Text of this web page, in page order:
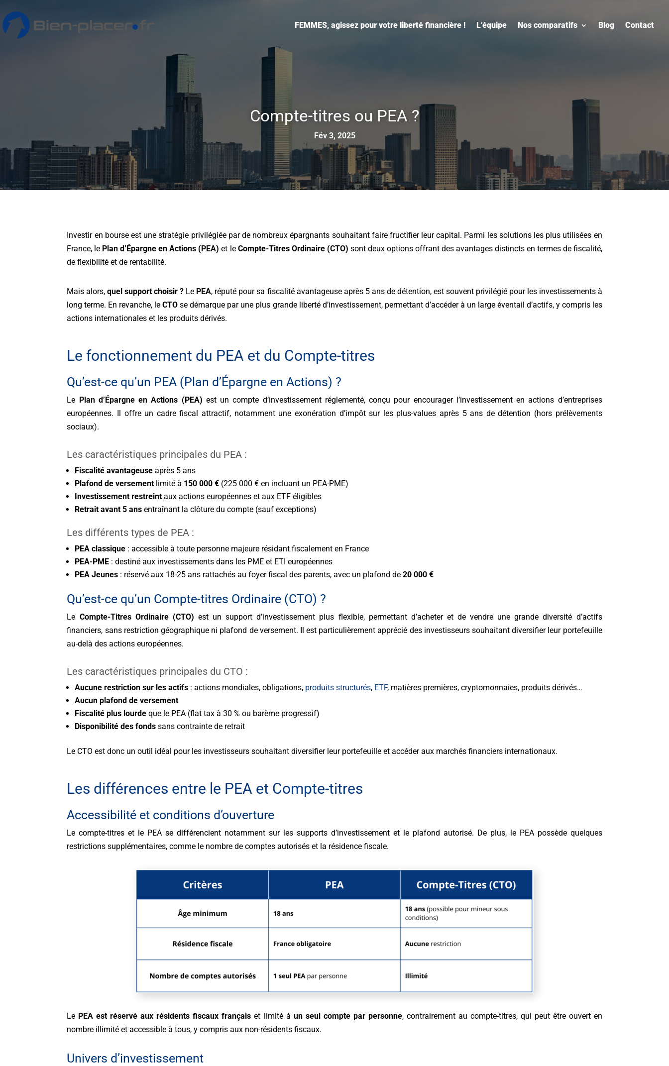
FEMMES, agissez pour votre liberté financière ! L’équipe Nos comparatifs Blog Contact
Compte-titres ou PEA ?
Fév 3, 2025
Investir en bourse est une stratégie privilégiée par de nombreux épargnants souhaitant faire fructifier leur capital. Parmi les solutions les plus utilisées en
France, le Plan d’Épargne en Actions (PEA) et le Compte-Titres Ordinaire (CTO) sont deux options offrant des avantages distincts en termes de fiscalité,
de flexibilité et de rentabilité.
Mais alors,quel support choisir ? Le PEA, réputé pour sa fiscalité avantageuse après 5 ans de détention, est souvent privilégié pour les investissements à
long terme. En revanche, leCTO se démarque par une plus grande liberté d’investissement, permettant d’accéder à un large éventail d’actifs, y compris les
actions internationales et les produits dérivés.
Le fonctionnement du PEA et du Compte-titres
Qu’est-ce qu’un PEA (Plan d’Épargne en Actions) ?
Le Plan d’Épargne en Actions (PEA) est un compte d’investissement réglementé, conçu pour encourager l’investissement en actions d’entreprises
européennes. Il offre un cadre fiscal attractif, notamment une exonération d’impôt sur les plus-values après 5 ans de détention (hors prélèvements
sociaux).
Les caractéristiques principales du PEA :
Fiscalité avantageuse après 5 ans
Plafond de versementlimité à 150 000 € (225 000 € en incluant un PEA-PME)
Investissement restreintaux actions européennes et aux ETF éligibles
Retrait avant 5 ans entraînant la clôture du compte (sauf exceptions)
Les différents types de PEA :
PEA classique : accessible à toute personne majeure résidant fiscalement en France
PEA-PME : destiné aux investissements dans les PME et ETI européennes
PEA Jeunes : réservé aux 18-25 ans rattachés au foyer fiscal des parents, avec un plafond de20 000 €
Qu’est-ce qu’un Compte-titres Ordinaire (CTO) ?
Le Compte-Titres Ordinaire (CTO) est un support d’investissement plus flexible, permettant d’acheter et de vendre une grande diversité d’actifs
financiers, sans restriction géographique ni plafond de versement. Il est particulièrement apprécié des investisseurs souhaitant diversifier leur portefeuille
au-delà des actions européennes.
Les caractéristiques principales du CTO :
Aucune restriction sur les actifs : actions mondiales, obligations, produits structurés, ETF, matières premières, cryptomonnaies, produits dérivés…
Aucun plafond de versement
Fiscalité plus lourde que le PEA (flat tax à 30 % ou barème progressif)
Disponibilité des fonds sans contrainte de retrait
Le CTO est donc un outil idéal pour les investisseurs souhaitant diversifier leur portefeuille et accéder aux marchés financiers internationaux.
Les différences entre le PEA et Compte-titres
Accessibilité et conditions d’ouverture
Le compte-titres et le PEA se différencient notamment sur les supports d’investissement et le plafond autorisé. De plus, le PEA possède quelques
restrictions supplémentaires, comme le nombre de comptes autorisés et la résidence fiscale.
Le PEA est réservé aux résidents fiscaux français et limité à un seul compte par personne, contrairement au compte-titres, qui peut être ouvert en
nombre illimité et accessible à tous, y compris aux non-résidents fiscaux.
Univers d’investissement